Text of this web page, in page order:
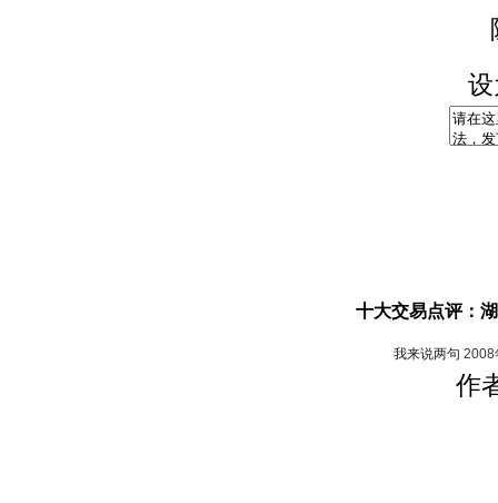
十大交易点评：
我来说两句 2008
作